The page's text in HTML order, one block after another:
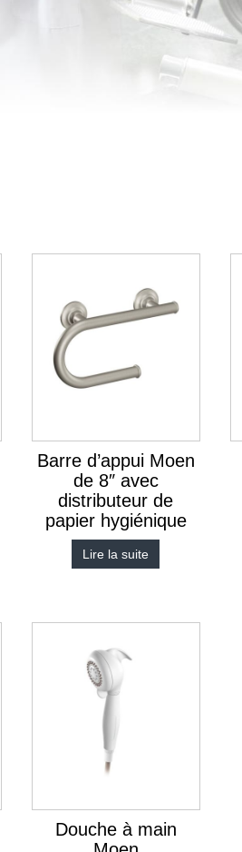
Barre d’appui Moen
de 8″ avec
distributeur de
papier hygiénique
Lire la suite
Douche à main